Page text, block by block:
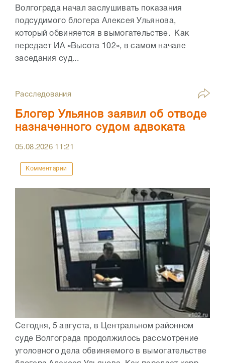
Волгограда начал заслушивать показания
подсудимого блогера Алексея Ульянова,
который обвиняется в вымогательстве. Как
передает ИА «Высота 102», в самом начале
заседания суд...
Расследования
Блогер Ульянов заявил об отводе
назначенного судом адвоката
05.08.2026 11:21
Комментарии
Сегодня, 5 августа, в Центральном районном
суде Волгограда продолжилось рассмотрение
уголовного дела обвиняемого в вымогательстве